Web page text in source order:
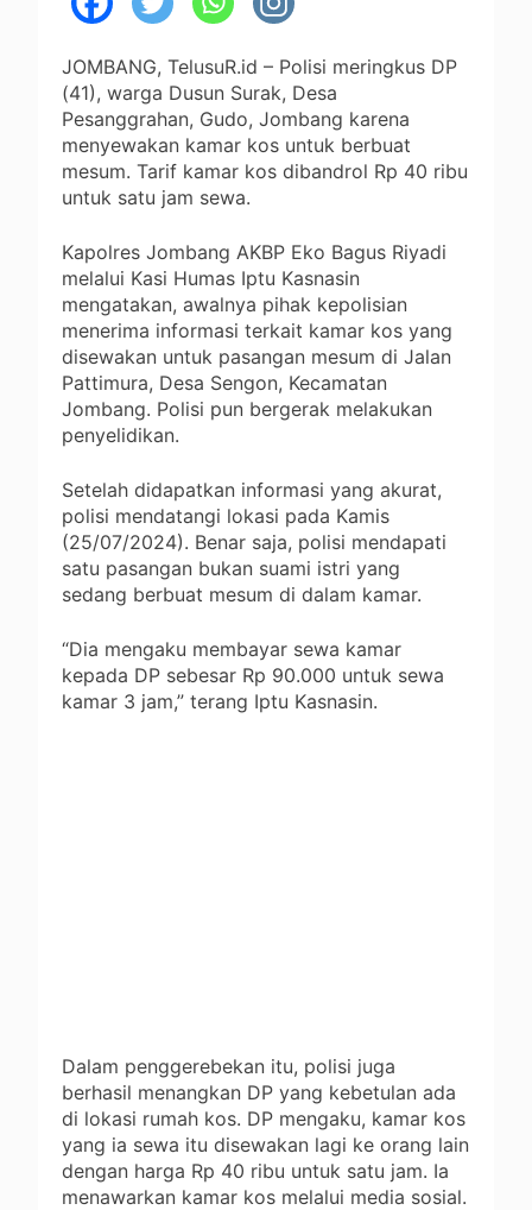
JOMBANG, TelusuR.id – Polisi meringkus DP
(41), warga Dusun Surak, Desa
Pesanggrahan, Gudo, Jombang karena
menyewakan kamar kos untuk berbuat
mesum. Tarif kamar kos dibandrol Rp 40 ribu
untuk satu jam sewa.
Kapolres Jombang AKBP Eko Bagus Riyadi
melalui Kasi Humas Iptu Kasnasin
mengatakan, awalnya pihak kepolisian
menerima informasi terkait kamar kos yang
disewakan untuk pasangan mesum di Jalan
Pattimura, Desa Sengon, Kecamatan
Jombang. Polisi pun bergerak melakukan
penyelidikan.
Setelah didapatkan informasi yang akurat,
polisi mendatangi lokasi pada Kamis
(25/07/2024). Benar saja, polisi mendapati
satu pasangan bukan suami istri yang
sedang berbuat mesum di dalam kamar.
“Dia mengaku membayar sewa kamar
kepada DP sebesar Rp 90.000 untuk sewa
kamar 3 jam,” terang Iptu Kasnasin.
Dalam penggerebekan itu, polisi juga
berhasil menangkan DP yang kebetulan ada
di lokasi rumah kos. DP mengaku, kamar kos
yang ia sewa itu disewakan lagi ke orang lain
dengan harga Rp 40 ribu untuk satu jam. Ia
menawarkan kamar kos melalui media sosial.